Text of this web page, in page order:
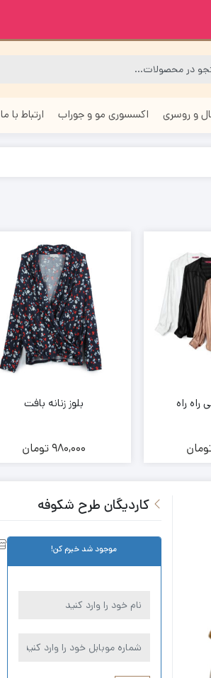
و روسری اکسسوری مو و جوراب ارتباط با ما
راه بلوز زنانه بافت
980,000تومان
کاردیگان طرح شکوفه
موجود شد خبرم کن!